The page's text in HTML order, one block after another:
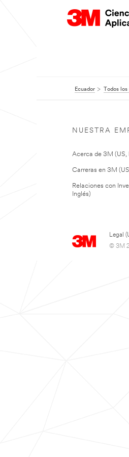
Ecuador Todos
NUESTRA
Acerca de 3M (US,
Carreras en 3M
Relaciones con
Inglés)
Legal
© 3M